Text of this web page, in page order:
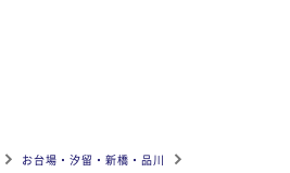
お台場・汐留・新橋・品川